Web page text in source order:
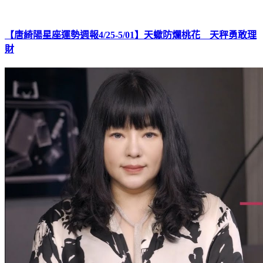
【唐綺陽星座運勢週報4/25-5/01】天蠍防爛桃花 天秤勇敢理
財